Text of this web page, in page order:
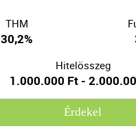
THM
30,2%
Hitelösszeg
1.000.000 Ft -
Érdekel